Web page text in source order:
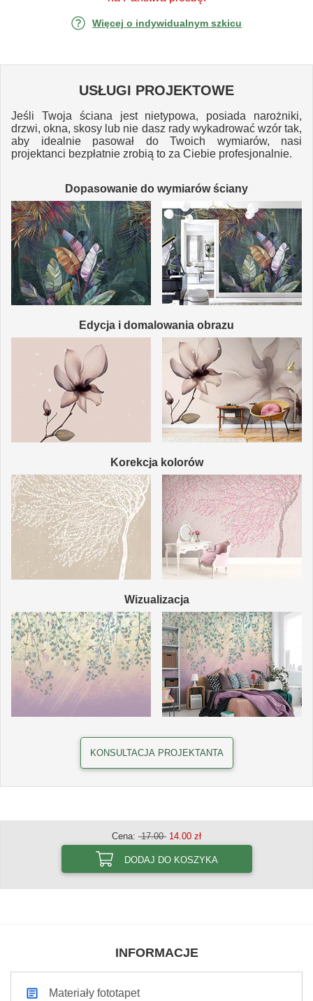
Więcej o indywidualnym szkicu
USŁUGI PROJEKTOWE
Jeśli Twoja ściana jest nietypowa, posiada narożniki,
drzwi, okna, skosy lub nie dasz rady wykadrować wzór tak,
aby idealnie pasował do Twoich wymiarów, nasi
projektanci bezpłatnie zrobią to za Ciebie profesjonalnie.
Dopasowanie do wymiarów ściany
Edycja i domalowania obrazu
Korekcja kolorów
Wizualizacja
KONSULTACJA PROJEKTANTA
Cena: 17.00 14.00 zł
DODAJ DO KOSZYKA
INFORMACJE
Materiały fototapet